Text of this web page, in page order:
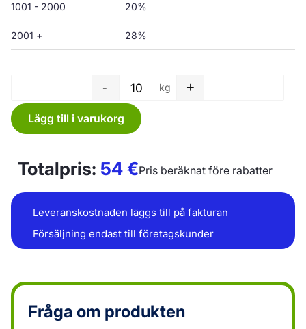
1001 - 2000 20%
2001 + 28%
Plastfilm - 650 x 0,05 mm
- kg +
Lägg till i varukorg
Totalpris: 54€Pris beräknat före rabatter
Leveranskostnaden läggs till på fakturan
Försäljning endast till företagskunder
Fråga om produkten